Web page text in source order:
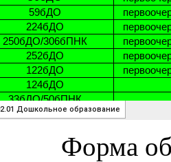
Форма